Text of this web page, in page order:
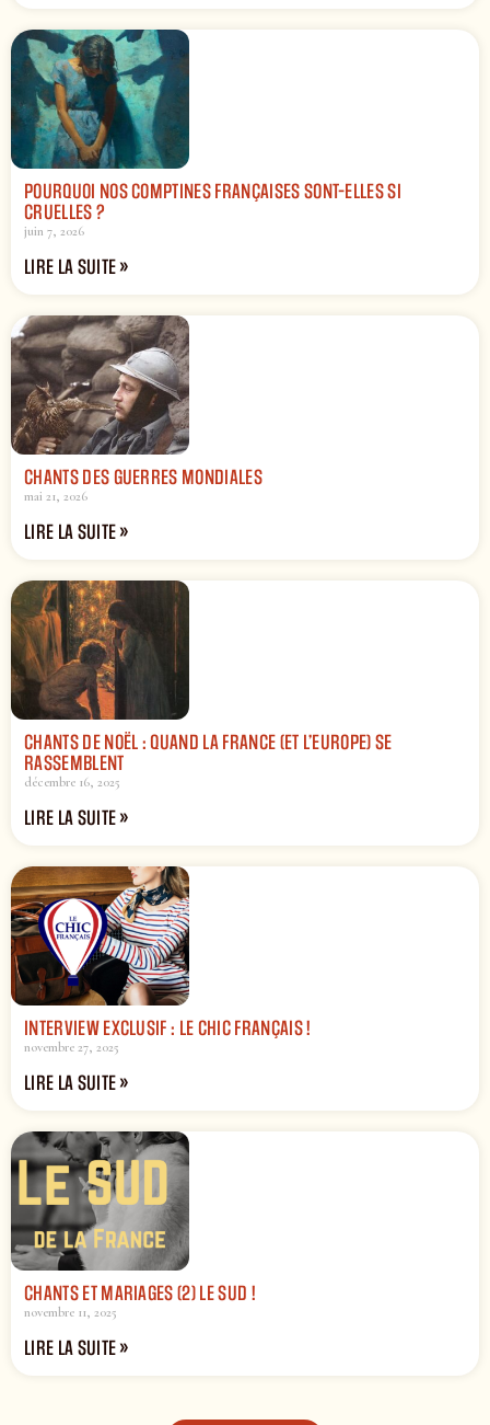
POURQUOI NOS COMPTINES FRANÇAISES SONT-ELLES SI
CRUELLES ?
juin 7, 2026
LIRE LA SUITE »
CHANTS DES GUERRES MONDIALES
mai 21, 2026
LIRE LA SUITE »
CHANTS DE NOËL : QUAND LA FRANCE (ET L’EUROPE) SE
RASSEMBLENT
décembre 16, 2025
LIRE LA SUITE »
INTERVIEW EXCLUSIF : LE CHIC FRANÇAIS !
novembre 27, 2025
LIRE LA SUITE »
CHANTS ET MARIAGES (2) LE SUD !
novembre 11, 2025
LIRE LA SUITE »